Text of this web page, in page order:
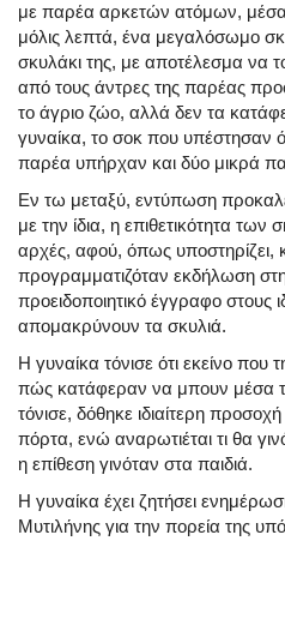
με παρέα αρκετών ατόμων, μέσα
μόλις λεπτά, ένα μεγαλόσωμο
σκυλάκι της, με αποτέλεσμα να
από τους άντρες της παρέας
το άγριο ζώο, αλλά δεν τα
γυναίκα, το σοκ που υπέστησαν
παρέα υπήρχαν και δύο μικρά
Εν τω μεταξύ, εντύπωση
με την ίδια, η επιθετικότητα
αρχές, αφού, όπως
προγραμματιζόταν εκδήλωση
προειδοποιητικό έγγραφο στους
απομακρύνουν τα σκυλιά.
Η γυναίκα τόνισε ότι εκείνο που
πώς κατάφεραν να μπουν μέσα
τόνισε, δόθηκε ιδιαίτερη
πόρτα, ενώ αναρωτιέται τι θα
η επίθεση γινόταν στα παιδιά.
Η γυναίκα έχει ζητήσει
Μυτιλήνης για την πορεία της